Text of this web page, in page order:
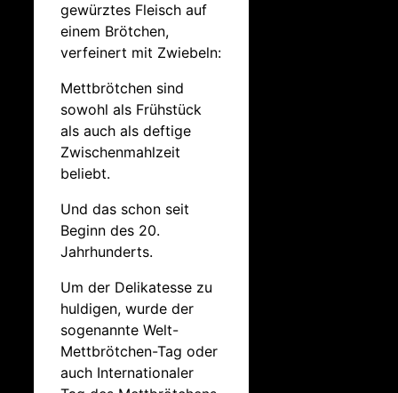
gewürztes Fleisch auf
einem Brötchen,
verfeinert mit Zwiebeln:
Mettbrötchen sind
sowohl als Frühstück
als auch als deftige
Zwischenmahlzeit
beliebt.
Und das schon seit
Beginn des 20.
Jahrhunderts.
Um der Delikatesse zu
huldigen, wurde der
sogenannte Welt-
Mettbrötchen-Tag oder
auch Internationaler